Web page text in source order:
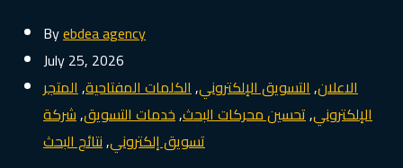
Byebdea agency
July 25, 2026
الاعلان,التسويق الإلكتروني,الكلمات المفتاحية,المتجر
الإلكتروني,تحسين محركات البحث,خدمات التسويق,شركة
تسويق إلكتروني,نتائج البحث